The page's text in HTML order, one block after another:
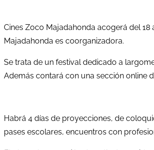
Cines Zoco Majadahonda acogerá del 18
Majadahonda es coorganizadora.
Se trata de un festival dedicado a
Además contará con una sección online
Habrá 4 días de proyecciones, de
pases escolares, encuentros con